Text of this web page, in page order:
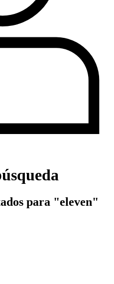
para "eleven"